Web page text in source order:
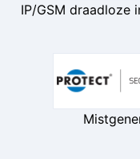
IP/GSM draadloze